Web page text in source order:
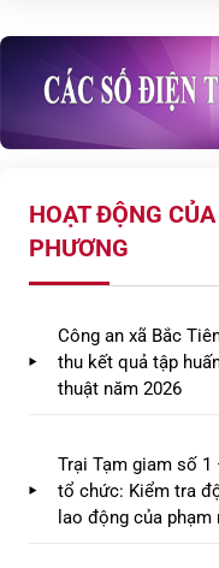
nước
Một
hiện
Sửa
Nguy
an
Đẩy
HOẠT ĐỘNG
PHƯƠNG
Công an xã Bắc
thu kết quả tập
thuật năm 2026
Trại Tạm giam số 1
tổ chức: Kiểm tra
lao động của phạm